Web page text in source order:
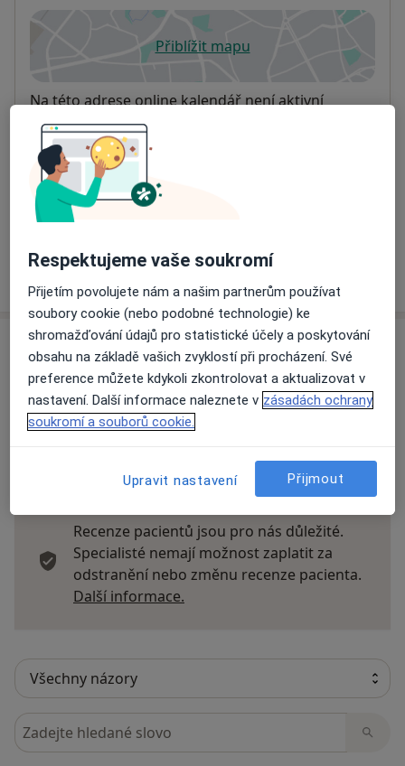
Přiblížit mapuse otevře v nové záložce
Dostupnost
Na této adrese online kalendář není aktivní
Co mám v takové situaci udělat?
Způsoby platby (soukromé návštěvy)
Na teto adrese lékař přijímá pacienty na pojišťovnu
Detaily
o adrese
Názory
Přidejte svůj názor
Recenze pacientů jsou pro nás důležité.
Specialisté nemají možnost zaplatit za
odstranění nebo změnu recenze pacienta.
Další informace.
Hledejte v názorech
Respektujeme vaše soukromí
Přijetím povolujete nám a našim partnerům používat
soubory cookie (nebo podobné technologie) ke
shromažďování údajů pro statistické účely a poskytování
obsahu na základě vašich zvyklostí při procházení. Své
preference můžete kdykoli zkontrolovat a aktualizovat v
nastavení. Další informace naleznete v zásadách ochrany
soukromí a souborů cookie.
Upravit nastavení Přijmout